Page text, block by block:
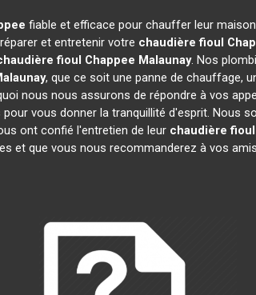
fiable et efficace pour chauffer leur
et entretenir votre chaudière fioul
fioul Chappee Malaunay. Nos
, que ce soit une panne de chauffage,
nous nous assurons de répondre à vos
vous donner la tranquillité d'esprit. Nous
ont confié l'entretien de leur chaudière
et que vous nous recommanderez à vos